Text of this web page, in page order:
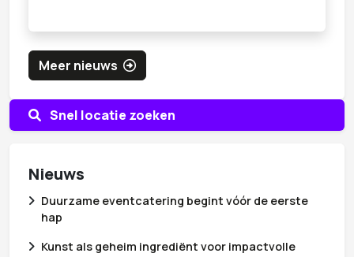
Snel locatie zoeken
Nieuws
Duurzame eventcatering begint vóór de eerste
hap
Kunst als geheim ingrediënt voor impactvolle
Meer nieuws